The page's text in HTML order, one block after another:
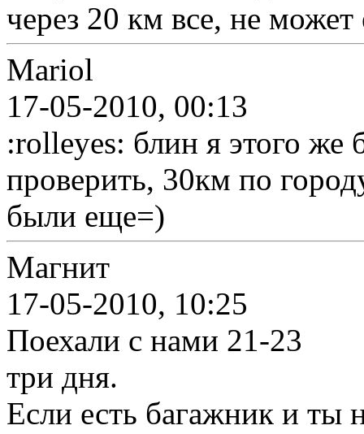
через 20 км все, не может
Mariol
17-05-2010, 00:13
:rolleyes: блин я этого же
проверить, 30км по
были еще=)
Магнит
17-05-2010, 10:25
Поехали с нами 21-23
три дня.
Если есть багажник и ты